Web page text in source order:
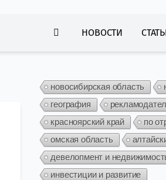
НОВОСТИ
новосибирская область
география
красноярский край
по
омская область
девелопмент и
инвестиции и развитие